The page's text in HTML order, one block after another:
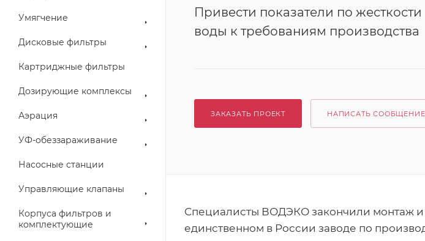
Умягчение
Дисковые фильтры
Картриджные фильтры
Дозирующие комплексы
Аэрация
УФ-обеззараживание
Насосные станции
Управляющие клапаны
Корпуса фильтров и
комплектующие
Привести показатели по жесткости
воды к требованиям производства
ЗАКАЗАТЬ ПРОЕКТ НАПИСАТЬ СООБЩЕНИЕ
Специалисты ВОДЭКО закончили монтаж и
единственном в России заводе по